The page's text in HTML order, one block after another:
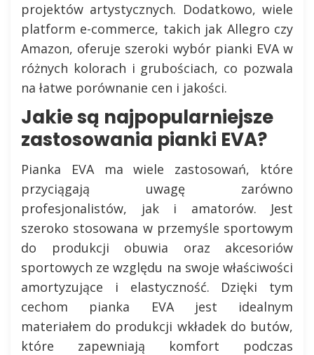
projektów artystycznych. Dodatkowo, wiele
platform e-commerce, takich jak Allegro czy
Amazon, oferuje szeroki wybór pianki EVA w
różnych kolorach i grubościach, co pozwala
na łatwe porównanie cen i jakości.
Jakie są najpopularniejsze
zastosowania pianki EVA?
Pianka EVA ma wiele zastosowań, które
przyciągają uwagę zarówno
profesjonalistów, jak i amatorów. Jest
szeroko stosowana w przemyśle sportowym
do produkcji obuwia oraz akcesoriów
sportowych ze względu na swoje właściwości
amortyzujące i elastyczność. Dzięki tym
cechom pianka EVA jest idealnym
materiałem do produkcji wkładek do butów,
które zapewniają komfort podczas